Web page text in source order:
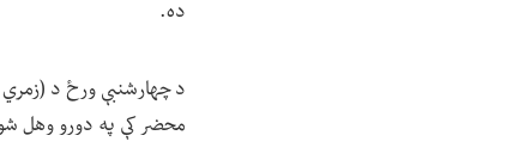
ده.
محضر کې په دورو وهل